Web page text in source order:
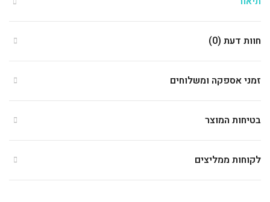
חוות דעת (0)
זמני אספקה ומשלוחים
בטיחות המוצר
לקוחות ממליצים